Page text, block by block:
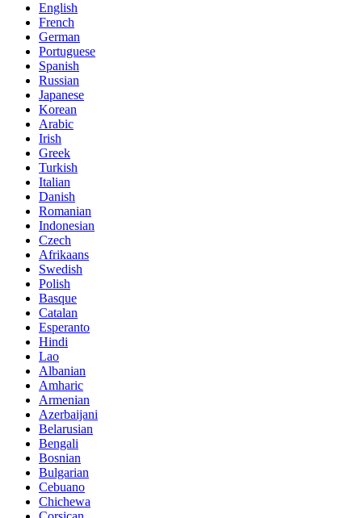
English
French
German
Portuguese
Spanish
Russian
Japanese
Korean
Arabic
Irish
Greek
Turkish
Italian
Danish
Romanian
Indonesian
Czech
Afrikaans
Swedish
Polish
Basque
Catalan
Esperanto
Hindi
Lao
Albanian
Amharic
Armenian
Azerbaijani
Belarusian
Bengali
Bosnian
Bulgarian
Cebuano
Chichewa